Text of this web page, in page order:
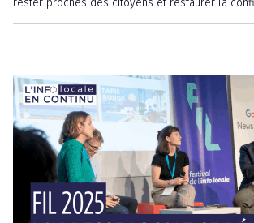
rester proches des citoyens et restaurer la